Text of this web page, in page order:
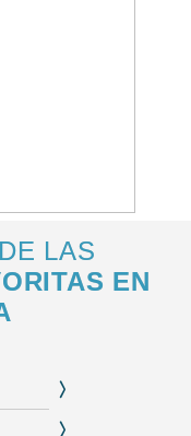
LAS
EN